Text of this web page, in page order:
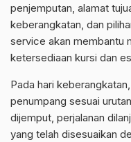
penjemputan, alamat
keberangkatan, dan
service akan membantu
ketersediaan kursi dan
Pada hari
penumpang sesuai
dijemput, perjalanan
yang telah disesuaikan